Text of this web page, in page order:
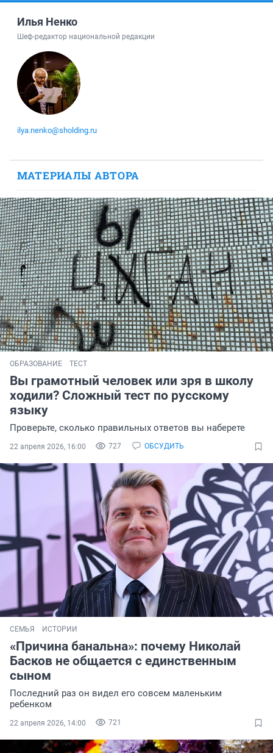
Илья Ненко
Шеф-редактор национальной редакции
ilya.nenko@sholding.ru
МАТЕРИАЛЫ АВТОРА
ОБРАЗОВАНИЕ ТЕСТ
Вы грамотный человек или зря в школу
ходили? Сложный тест по русскому
языку
Проверьте, сколько правильных ответов вы наберете
727 ОБСУДИТЬ
22 апреля 2026, 16:00
СЕМЬЯ ИСТОРИИ
«Причина банальна»: почему Николай
Басков не общается с единственным
сыном
Последний раз он видел его совсем маленьким
ребенком
721
22 апреля 2026, 14:00